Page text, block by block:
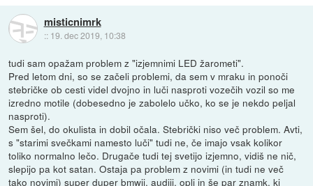
misticnimrk
:: 19. dec 2019, 10:38
tudi sam opažam problem z "izjemnimi LED žarometi".
Pred letom dni, so se začeli problemi, da sem v mraku in ponoči
stebričke ob cesti videl dvojno in luči nasproti vozečih vozil so me
izredno motile (dobesedno je zabolelo učko, ko se je nekdo peljal
nasproti).
Sem šel, do okulista in dobil očala. Stebrički niso več problem. Avti,
s "starimi svečkami namesto luči" tudi ne, če imajo vsak kolikor
toliko normalno lečo. Drugače tudi tej svetijo izjemno, vidiš ne nič,
slepijo pa kot satan. Ostaja pa problem z novimi (in tudi ne več
tako novimi) super duper bmwji, audiji, opli in še par znamk, ki